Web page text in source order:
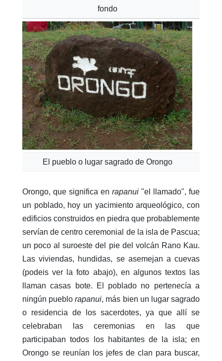
fondo
El pueblo o lugar sagrado de Orongo
Orongo, que significa en rapanui "el llamado", fue
un poblado, hoy un yacimiento arqueológico, con
edificios construidos en piedra que probablemente
servían de centro ceremonial de la isla de Pascua;
un poco al suroeste del pie del volcán Rano Kau.
Las viviendas, hundidas, se asemejan a cuevas
(podeis ver la foto abajo), en algunos textos las
llaman casas bote. El poblado no pertenecía a
ningún pueblorapanui, más bien un lugar sagrado
o residencia de los sacerdotes, ya que allí se
celebraban las ceremonias en las que
participaban todos los habitantes de la isla; en
Orongo se reunían los jefes de clan para buscar,